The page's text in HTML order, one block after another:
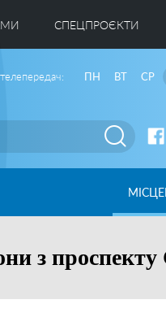
CПЕЦПРОЄКТИ
ПН ВТ СР
з проспекту